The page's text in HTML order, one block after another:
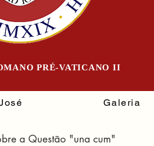
PRÉ-VATICANO II
Galeria
a Questão "una cum"